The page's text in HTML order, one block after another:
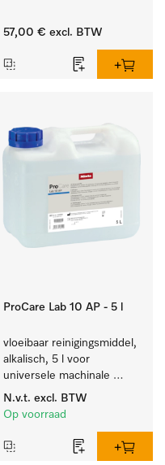
transmissie-instrumenten.
57,00 € excl. BTW
ProCare Lab 10 AP - 5 l
vloeibaar reinigingsmiddel,
alkalisch, 5 l voor
universele machinale
reiniging van
laboratoriumglaswerk en -
N.v.t. excl. BTW
Op voorraad